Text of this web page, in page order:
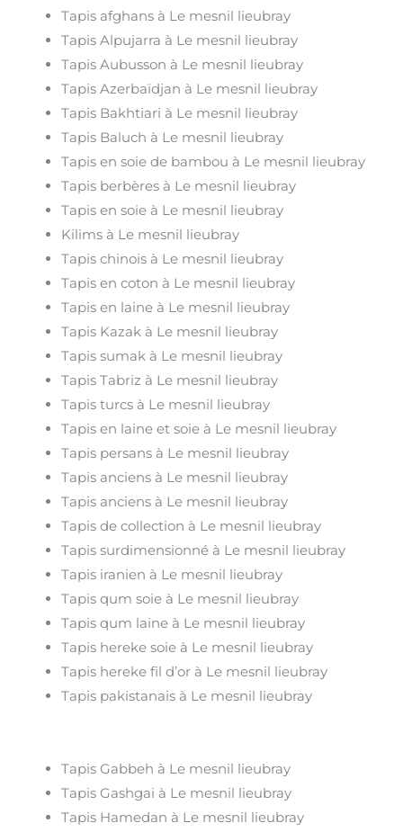
Tapis afghans à Le mesnil lieubray
Tapis Alpujarra à Le mesnil lieubray
Tapis Aubusson à Le mesnil lieubray
Tapis Azerbaïdjan à Le mesnil lieubray
Tapis Bakhtiari à Le mesnil lieubray
Tapis Baluch à Le mesnil lieubray
Tapis en soie de bambou à Le mesnil lieubray
Tapis berbères à Le mesnil lieubray
Tapis en soie à Le mesnil lieubray
Kilims à Le mesnil lieubray
Tapis chinois à Le mesnil lieubray
Tapis en coton à Le mesnil lieubray
Tapis en laine à Le mesnil lieubray
Tapis Kazak à Le mesnil lieubray
Tapis sumak à Le mesnil lieubray
Tapis Tabriz à Le mesnil lieubray
Tapis turcs à Le mesnil lieubray
Tapis en laine et soie à Le mesnil lieubray
Tapis persans à Le mesnil lieubray
Tapis anciens à Le mesnil lieubray
Tapis anciens à Le mesnil lieubray
Tapis de collection à Le mesnil lieubray
Tapis surdimensionné à Le mesnil lieubray
Tapis iranien à Le mesnil lieubray
Tapis qum soie à Le mesnil lieubray
Tapis qum laine à Le mesnil lieubray
Tapis hereke soie à Le mesnil lieubray
Tapis hereke fil d’or à Le mesnil lieubray
Tapis pakistanais à Le mesnil lieubray
Tapis Gabbeh à Le mesnil lieubray
Tapis Gashgai à Le mesnil lieubray
Tapis Hamedan à Le mesnil lieubray